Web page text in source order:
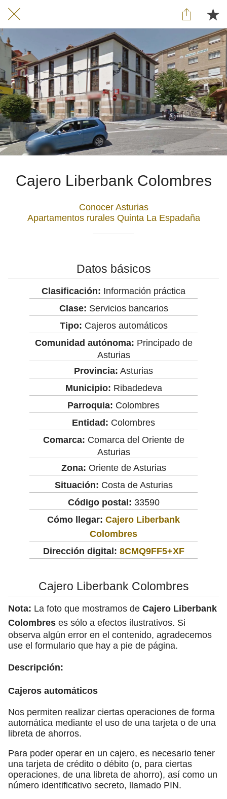
Cajero Liberbank Colombres
Conocer Asturias
Apartamentos rurales Quinta La Espadaña
Datos básicos
Clasificación: Información práctica
Clase: Servicios bancarios
Tipo: Cajeros automáticos
Comunidad autónoma: Principado de
Asturias
Provincia: Asturias
Municipio: Ribadedeva
Parroquia: Colombres
Entidad: Colombres
Comarca: Comarca del Oriente de
Asturias
Zona: Oriente de Asturias
Situación: Costa de Asturias
Código postal: 33590
Cómo llegar: Cajero Liberbank
Colombres
Dirección digital: 8CMQ9FF5+XF
Cajero Liberbank Colombres
Nota: La foto que mostramos de Cajero Liberbank
Colombres es sólo a efectos ilustrativos. Si
observa algún error en el contenido, agradecemos
use el formulario que hay a pie de página.
Descripción:
Cajeros automáticos
Nos permiten realizar ciertas operaciones de forma
automática mediante el uso de una tarjeta o de una
libreta de ahorros.
Para poder operar en un cajero, es necesario tener
una tarjeta de crédito o débito (o, para ciertas
operaciones, de una libreta de ahorro), así como un
número identificativo secreto, llamado PIN.